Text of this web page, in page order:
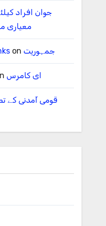
جوان افراد
معیاری
on جمہوریت
ای کامرس
قومی آمدنی کے